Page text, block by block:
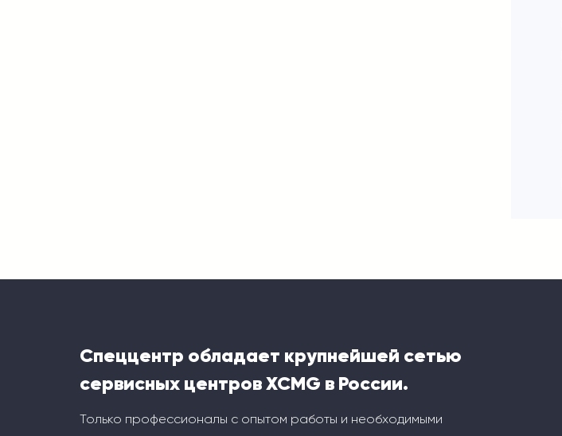
Спеццентр обладает крупнейшей сетью
сервисных центров XCMG в России.
Только профессионалы с опытом работы и необходимыми